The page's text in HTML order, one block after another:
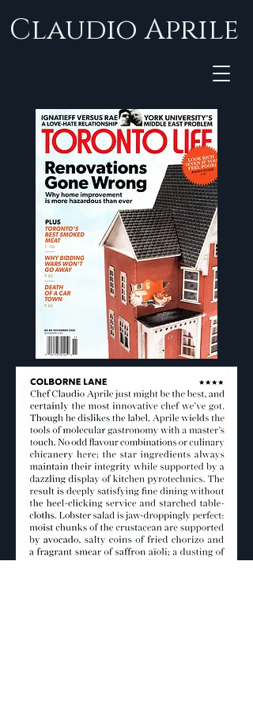
Claudio Aprile